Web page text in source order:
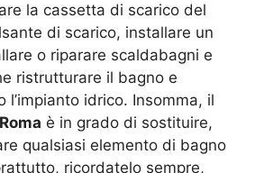
la cassetta di scarico del
di scarico, installare un
o riparare scaldabagni e
ristrutturare il bagno e
l’impianto idrico. Insomma, il
è in grado di sostituire,
qualsiasi elemento di bagno
ricordatelo sempre,